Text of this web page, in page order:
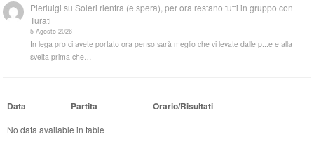
Pierluigi suSoleri rientra (e spera), per ora restano tutti in gruppo con
Turati
5 Agosto 2026
In lega pro ci avete portato ora penso sarà meglio che vi levate dalle p...e e alla
svelta prima che…
Data Partita Orario/Risultati
No data available in table